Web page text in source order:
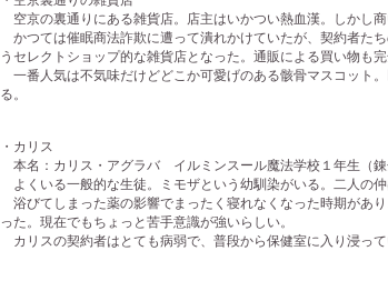
空京の裏通りにある雑貨店。店主はいかつい熱血漢。しかし
かつては催眠商法詐欺に遭って潰れかけていたが、契約者た
うセレクトショップ的な雑貨店となった。通販による買い物も完
一番人気は不気味だけどどこか可愛げのある骸骨マスコット
る。
・カリス
本名：カリス・アグラバ イルミンスール魔法学校１年生（錬
よくいる一般的な生徒。ミモザという幼馴染がいる。二人の仲
浴びてしまった薬の影響でまったく寝れなくなった時期があ
った。現在でもちょっと苦手意識が強いらしい。
カリスの契約者はとても病弱で、普段から保健室に入り浸って